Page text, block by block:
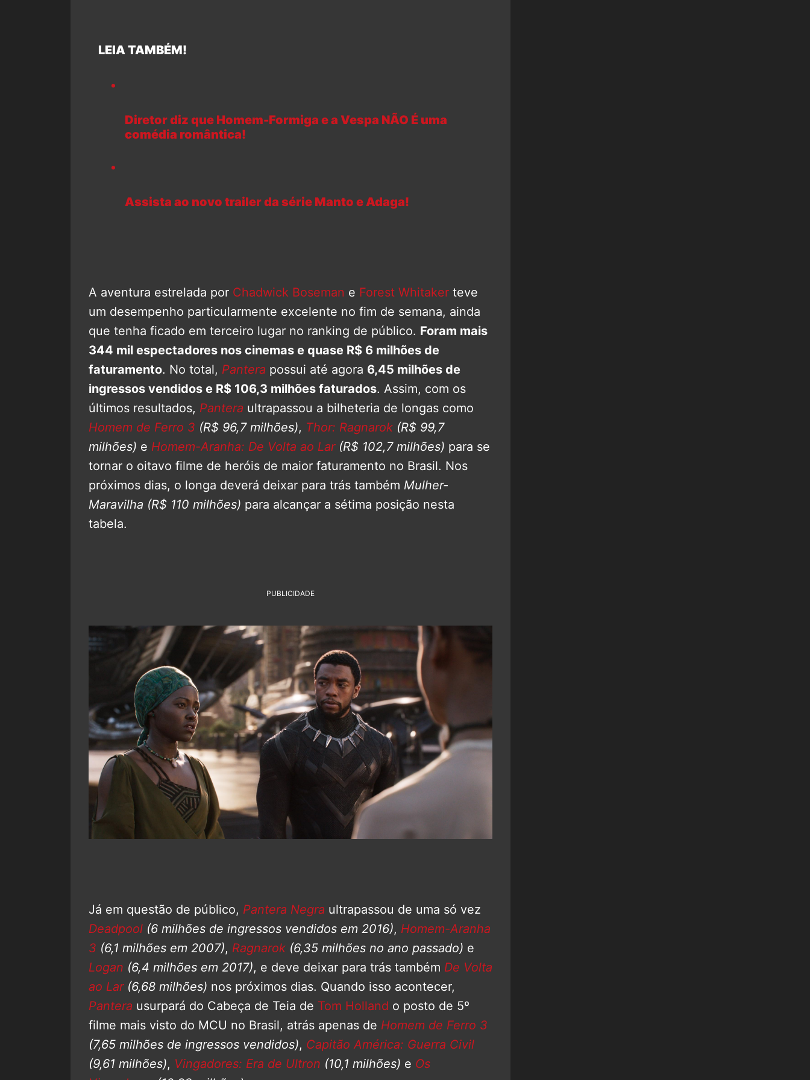
LEIA TAMBÉM!
Diretor diz que Homem-Formiga e a Vespa NÃO É uma
comédia romântica!
Assista ao novo trailer da série Manto e Adaga!
A aventura estrelada por Chadwick Boseman e Forest Whitaker teve
um desempenho particularmente excelente no fim de semana, ainda
que tenha ficado em terceiro lugar no ranking de público. Foram mais
344 mil espectadores nos cinemas e quase R$ 6 milhões de
faturamento. No total, Pantera possui até agora 6,45 milhões de
ingressos vendidos e R$ 106,3 milhões faturados. Assim, com os
últimos resultados, Pantera ultrapassou a bilheteria de longas como
Homem de Ferro 3 (R$ 96,7 milhões), Thor: Ragnarok (R$ 99,7
milhões) e Homem-Aranha: De Volta ao Lar (R$ 102,7 milhões) para se
tornar o oitavo filme de heróis de maior faturamento no Brasil. Nos
próximos dias, o longa deverá deixar para trás também Mulher-
Maravilha (R$ 110 milhões) para alcançar a sétima posição nesta
tabela.
PUBLICIDADE
Já em questão de público, Pantera Negra ultrapassou de uma só vez
Deadpool (6 milhões de ingressos vendidos em 2016), Homem-Aranha
3 (6,1 milhões em 2007), Ragnarok (6,35 milhões no ano passado) e
Logan (6,4 milhões em 2017), e deve deixar para trás também De Volta
ao Lar (6,68 milhões) nos próximos dias. Quando isso acontecer,
Pantera usurpará do Cabeça de Teia de Tom Holland o posto de 5º
filme mais visto do MCU no Brasil, atrás apenas de Homem de Ferro 3
(7,65 milhões de ingressos vendidos), Capitão América: Guerra Civil
(9,61 milhões), Vingadores: Era de Ultron (10,1 milhões) e Os